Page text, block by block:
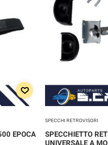
EPOCA
SPECCHI RETROVISORI
SPECCHIETTO